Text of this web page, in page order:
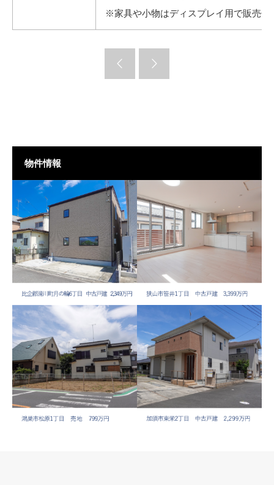
※家具や小物はディスプレイ用で販売価
物件情報
比企郡滑川町月の輪6丁
目 中古戸建 2,349万円
狭山市笹井1丁目 中古戸
建 3,399万円